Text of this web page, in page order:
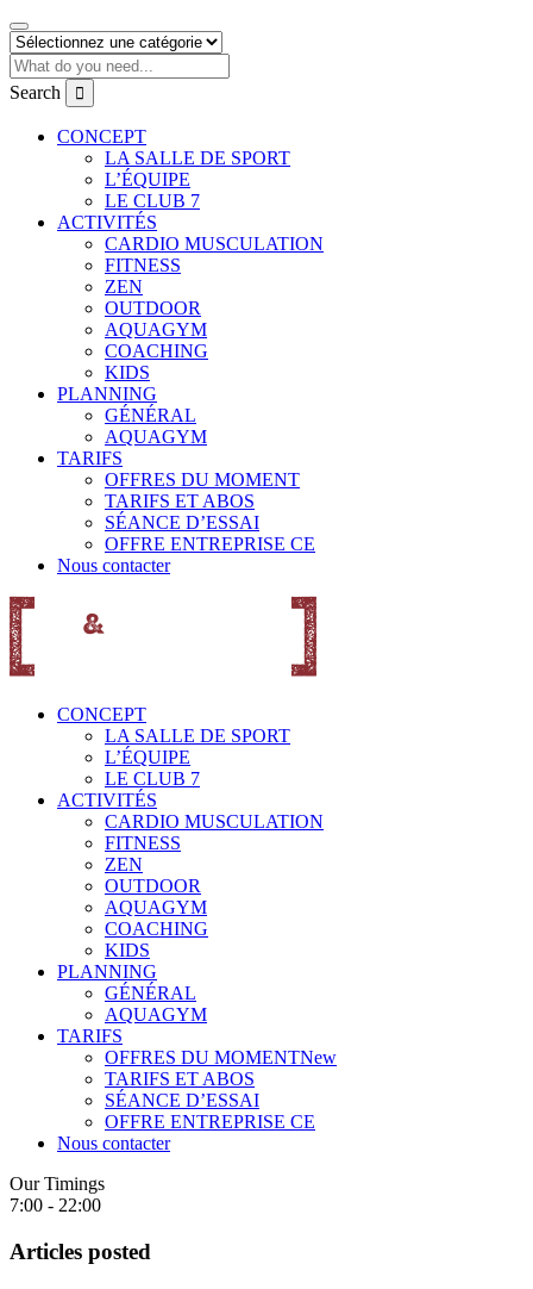
Search
CONCEPT
LA SALLE DE SPORT
L’ÉQUIPE
LE CLUB 7
ACTIVITÉS
CARDIO MUSCULATION
FITNESS
ZEN
OUTDOOR
AQUAGYM
COACHING
KIDS
PLANNING
GÉNÉRAL
AQUAGYM
TARIFS
OFFRES DU MOMENT
TARIFS ET ABOS
SÉANCE D’ESSAI
OFFRE ENTREPRISE CE
Nous contacter
CONCEPT
LA SALLE DE SPORT
L’ÉQUIPE
LE CLUB 7
ACTIVITÉS
CARDIO MUSCULATION
FITNESS
ZEN
OUTDOOR
AQUAGYM
COACHING
KIDS
PLANNING
GÉNÉRAL
AQUAGYM
TARIFS
OFFRES DU MOMENTNew
TARIFS ET ABOS
SÉANCE D’ESSAI
OFFRE ENTREPRISE CE
Nous contacter
Our Timings
7:00 - 22:00
Articles posted